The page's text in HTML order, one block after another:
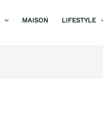
MAISON LIFESTYLE